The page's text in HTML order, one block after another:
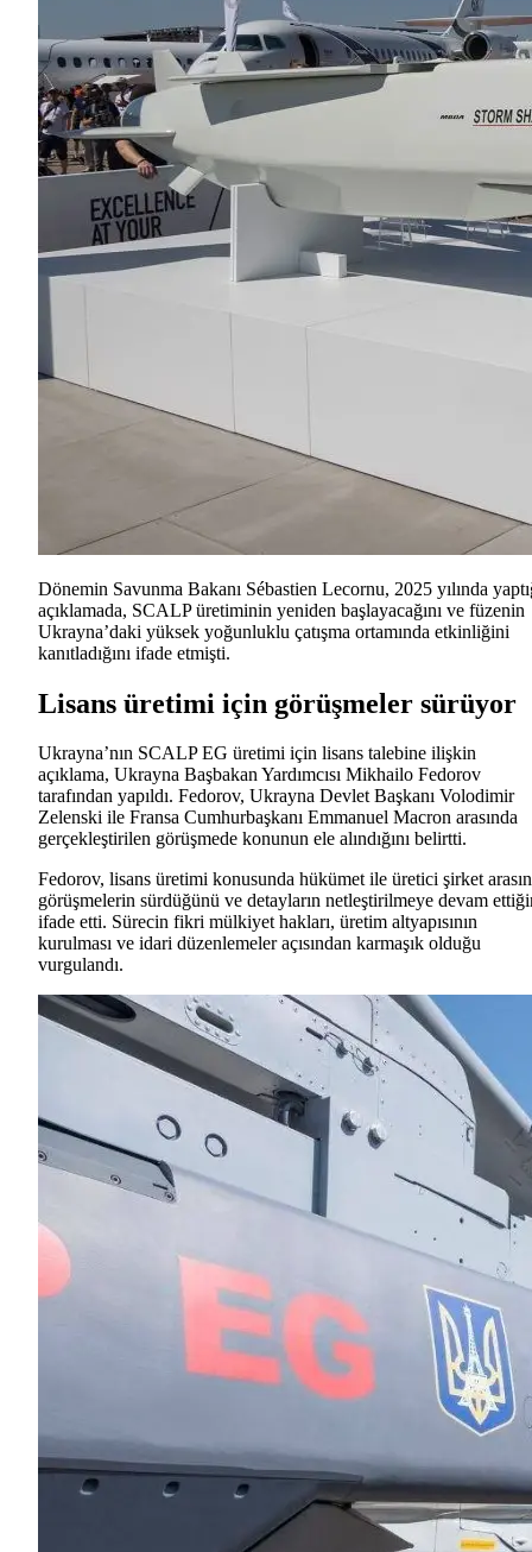
Dönemin Savunma Bakanı Sébastien Lecornu, 2025 yılında
açıklamada, SCALP üretiminin yeniden başlayacağını ve füzenin
Ukrayna’daki yüksek yoğunluklu çatışma ortamında etkinliğini
kanıtladığını ifade etmişti.
Lisans üretimi için görüşmeler sürüyor
Ukrayna’nın SCALP EG üretimi için lisans talebine ilişkin
açıklama, Ukrayna Başbakan Yardımcısı Mikhailo Fedorov
tarafından yapıldı. Fedorov, Ukrayna Devlet Başkanı Volodimir
Zelenski ile Fransa Cumhurbaşkanı Emmanuel Macron arasında
gerçekleştirilen görüşmede konunun ele alındığını belirtti.
Fedorov, lisans üretimi konusunda hükümet ile üretici şirket
görüşmelerin sürdüğünü ve detayların netleştirilmeye devam
ifade etti. Sürecin fikri mülkiyet hakları, üretim altyapısının
kurulması ve idari düzenlemeler açısından karmaşık olduğu
vurgulandı.